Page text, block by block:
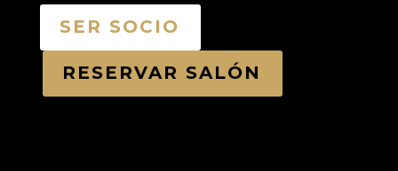
SER SOCIO
RESERVAR SALÓN